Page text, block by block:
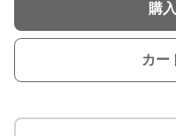
購
カー